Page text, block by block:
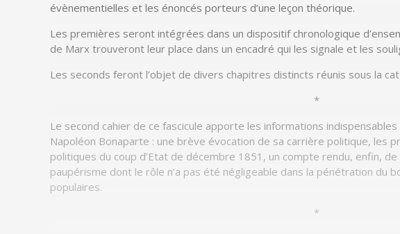
évènementielles et les énoncés porteurs d’une leçon théorique.
Les premières seront intégrées dans un dispositif chronologique
de Marx trouveront leur place dans un encadré qui les signale et les
Les seconds feront l’objet de divers chapitres distincts réunis sous la
*
Le second cahier de ce fascicule apporte les informations
Napoléon Bonaparte : une brève évocation de sa carrière politique, les
politiques du coup d’Etat de décembre 1851, un compte rendu, enfin,
paupérisme dont le rôle n’a pas été négligeable dans la pénétration du
populaires.
*